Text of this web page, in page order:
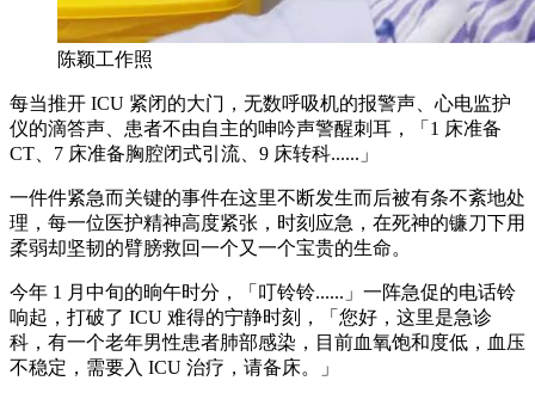
陈颖工作照
每当推开 ICU 紧闭的大门，无数呼吸机的报警声、心电监护
仪的滴答声、患者不由自主的呻吟声警醒刺耳，「1 床准备
CT、7 床准备胸腔闭式引流、9 床转科......」
一件件紧急而关键的事件在这里不断发生而后被有条不紊地处
理，每一位医护精神高度紧张，时刻应急，在死神的镰刀下用
柔弱却坚韧的臂膀救回一个又一个宝贵的生命。
今年 1 月中旬的晌午时分，「叮铃铃......」一阵急促的电话铃
响起，打破了 ICU 难得的宁静时刻，「您好，这里是急诊
科，有一个老年男性患者肺部感染，目前血氧饱和度低，血压
不稳定，需要入 ICU 治疗，请备床。」